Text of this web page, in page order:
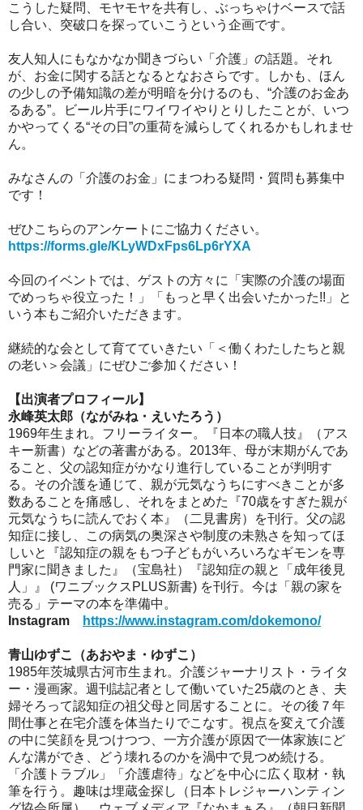
こうした疑問、モヤモヤを共有し、ぶっちゃけベースで話
し合い、突破口を探っていこうという企画です。
友人知人にもなかなか聞きづらい「介護」の話題。それ
が、お金に関する話となるとなおさらです。しかも、ほん
の少しの予備知識の差が明暗を分けるのも、“介護のお金あ
るある”。ビール片手にワイワイやりとりしたことが、いつ
かやってくる“その日”の重荷を減らしてくれるかもしれませ
ん。
みなさんの「介護のお金」にまつわる疑問・質問も募集中
です！
ぜひこちらのアンケートにご協力ください。
https://forms.gle/KLyWDxFps6Lp6rYXA
今回のイベントでは、ゲストの方々に「実際の介護の場面
でめっちゃ役立った！」「もっと早く出会いたかった!!」と
いう本もご紹介いただきます。
継続的な会として育てていきたい「＜働くわたしたちと親
の老い＞会議」にぜひご参加ください！
【出演者プロフィール】
永峰英太郎（ながみね・えいたろう）
1969年生まれ。フリーライター。『日本の職人技』（アス
キー新書）などの著書がある。2013年、母が末期がんであ
ること、父の認知症がかなり進行していることが判明す
る。その介護を通じて、親が元気なうちにすべきことが多
数あることを痛感し、それをまとめた『70歳をすぎた親が
元気なうちに読んでおく本』（二見書房）を刊行。父の認
知症に接し、この病気の奥深さや制度の未熟さを知ってほ
しいと『認知症の親をもつ子どもがいろいろなギモンを専
門家に聞きました』（宝島社）『認知症の親と「成年後見
人」』 (ワニブックスPLUS新書) を刊行。今は「親の家を
売る」テーマの本を準備中。
Instagram
https://www.instagram.com/dokemono/
青山ゆずこ（あおやま・ゆずこ）
1985年茨城県古河市生まれ。介護ジャーナリスト・ライタ
ー・漫画家。週刊誌記者として働いていた25歳のとき、夫
婦そろって認知症の祖父母と同居することに。その後７年
間仕事と在宅介護を体当たりでこなす。視点を変えて介護
の中に笑顔を見つけつつ、一方介護が原因で一体家族にど
んな溝ができ、どう壊れるのかを渦中で見つめ続ける。
「介護トラブル」「介護虐待」などを中心に広く取材・執
筆を行う。趣味は埋蔵金探し（日本トレジャーハンティン